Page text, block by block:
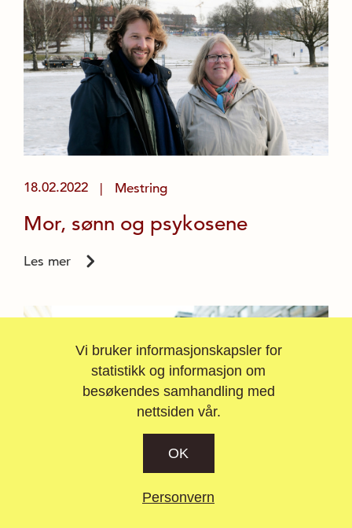
18.02.2022 | Mestring
Mor, sønn og psykosene
Les mer
Mestring,Samfunn
Vi bruker informasjonskapsler for
statistikk og informasjon om
besøkendes samhandling med
nettsiden vår.
OK
Personvern